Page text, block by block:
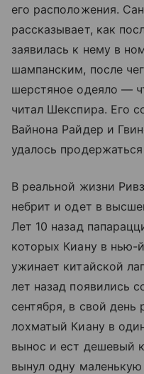
его расположения.
рассказывает, как
заявилась к нему в
шампанским, после
шерстяное одеяло —
читал Шекспира. Его
Вайнона Райдер и
удалось
В реальной жизни
небрит и одет в
Лет 10 назад
которых Киану в нью-
ужинает китайской
лет назад появились
сентября, в свой
лохматый Киану в
вынос и ест дешевый
вынул одну